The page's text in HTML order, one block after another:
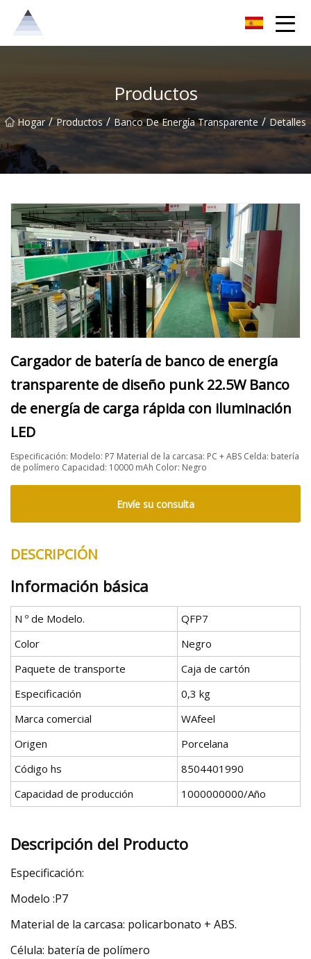
Productos
Hogar / Productos / Banco De Energía Transparente / Detalles
Cargador de batería de banco de energía
transparente de diseño punk 22.5W Banco
de energía de carga rápida con iluminación
LED
Especificación: Modelo: P7 Material de la carcasa: PC + ABS Celda: batería
de polímero Capacidad: 10000 mAh Color: Negro
Envíe su consulta
DESCRIPCIÓN
Información básica
N º de Modelo.
QFP7
Color
Negro
Paquete de transporte
Caja de cartón
Especificación
0,3 kg
Marca comercial
WAfeel
Origen
Porcelana
Código hs
8504401990
Capacidad de producción
1000000000/Año
Descripción del Producto
Especificación:
Modelo :P7
Material de la carcasa: policarbonato + ABS.
Célula: batería de polímero